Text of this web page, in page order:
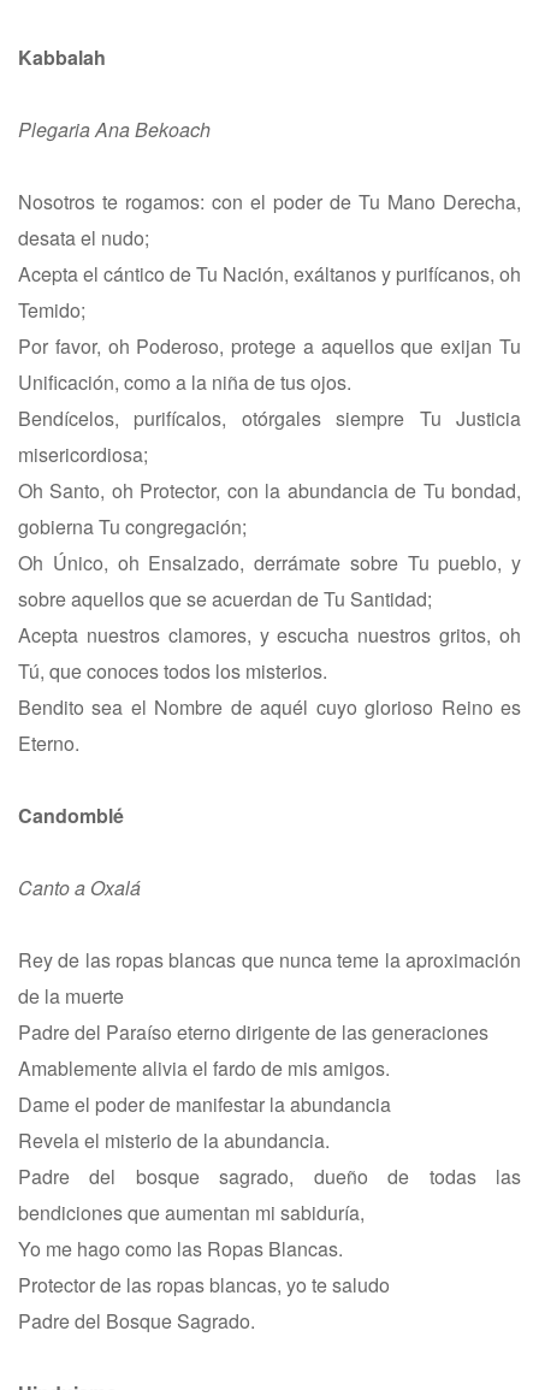
Kabbalah
Plegaria Ana Bekoach
Nosotros te rogamos: con el poder de Tu Mano Derecha,
desata el nudo;
Acepta el cántico de Tu Nación, exáltanos y purifícanos, oh
Temido;
Por favor, oh Poderoso, protege a aquellos que exijan Tu
Unificación, como a la niña de tus ojos.
Bendícelos, purifícalos, otórgales siempre Tu Justicia
misericordiosa;
Oh Santo, oh Protector, con la abundancia de Tu bondad,
gobierna Tu congregación;
Oh Único, oh Ensalzado, derrámate sobre Tu pueblo, y
sobre aquellos que se acuerdan de Tu Santidad;
Acepta nuestros clamores, y escucha nuestros gritos, oh
Tú, que conoces todos los misterios.
Bendito sea el Nombre de aquél cuyo glorioso Reino es
Eterno.
Candomblé
Canto a Oxalá
Rey de las ropas blancas que nunca teme la aproximación
de la muerte
Padre del Paraíso eterno dirigente de las generaciones
Amablemente alivia el fardo de mis amigos.
Dame el poder de manifestar la abundancia
Revela el misterio de la abundancia.
Padre del bosque sagrado, dueño de todas las
bendiciones que aumentan mi sabiduría,
Yo me hago como las Ropas Blancas.
Protector de las ropas blancas, yo te saludo
Padre del Bosque Sagrado.